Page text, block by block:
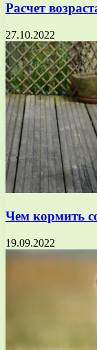
Расчет
27.10.2022
Чем кормить
19.09.2022